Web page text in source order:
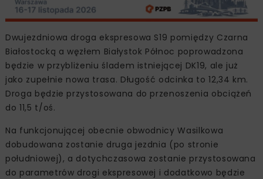
Dwujezdniowa droga ekspresowa S19 pomiędzy Czarna
Białostocką a węzłem Białystok Północ poprowadzona
będzie w przybliżeniu śladem istniejącej DK19, ale już
jako zupełnie nowa trasa. Długość odcinka to 12,34 km.
Droga będzie przystosowana do przenoszenia obciążeń
do 11,5 t/oś.
Na funkcjonującej obecnie obwodnicy Wasilkowa
dobudowana zostanie druga jezdnia (po stronie
południowej), a dotychczasowa zostanie przystosowana
do parametrów drogi ekspresowej i dodatkowo będzie